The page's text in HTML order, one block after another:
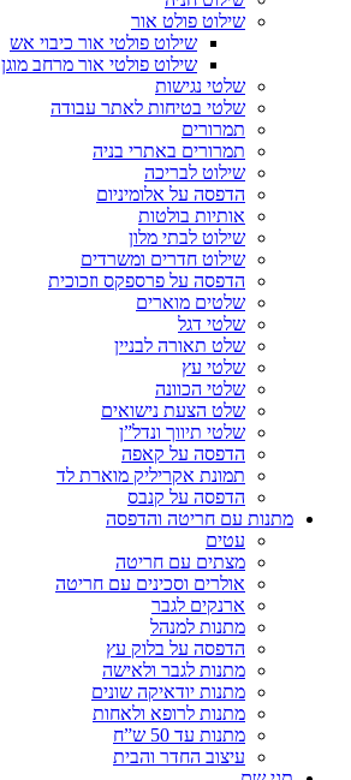
שילוט פולט אור
שילוט פולטי אור כיבוי אש
שילוט פולטי אור מרחב מוגן
שלטי נגישות
שלטי בטיחות לאתר עבודה
תמרורים
תמרורים באתרי בניה
שילוט לבריכה
הדפסה על אלומיניום
אותיות בולטות
שילוט לבתי מלון
שילוט חדרים ומשרדים
הדפסה על פרספקס וזכוכית
שלטים מוארים
שלטי דגל
שלט תאורה לבניין
שלטי עץ
שלטי הכוונה
שלט הצעת נישואים
שלטי תיווך ונדל”ן
הדפסה על קאפה
תמונת אקריליק מוארת לד
הדפסה על קנבס
מתנות עם חריטה והדפסה
עטים
מצתים עם חריטה
אולרים וסכינים עם חריטה
ארנקים לגבר
מתנות למנהל
הדפסה על בלוק עץ
מתנות לגבר ולאישה
מתנות יודאיקה שונים
מתנות לרופא ולאחות
מתנות עד 50 ש”ח
עיצוב החדר והבית